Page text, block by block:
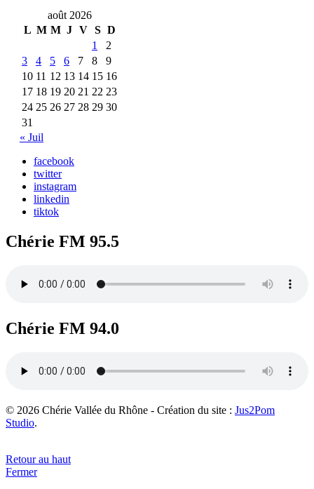
août 2026
L M M J V S D
1
2
3
4 5 6 7 8
9
10 11 12 13 14 15 16
17 18 19 20 21 22 23
24 25 26 27 28 29 30
31
« Juil
facebook
twitter
instagram
linkedin
tiktok
Chérie FM 95.5
Chérie FM 94.0
© 2026 Chérie Vallée du Rhône - Création du site : Jus2Pom
Studio.
Retour au haut
Fermer